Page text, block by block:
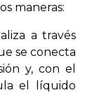
maneras:
a través
se conecta
y, con el
el líquido